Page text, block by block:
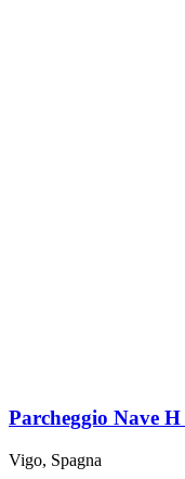
Parcheggio Nave
Vigo, Spagna